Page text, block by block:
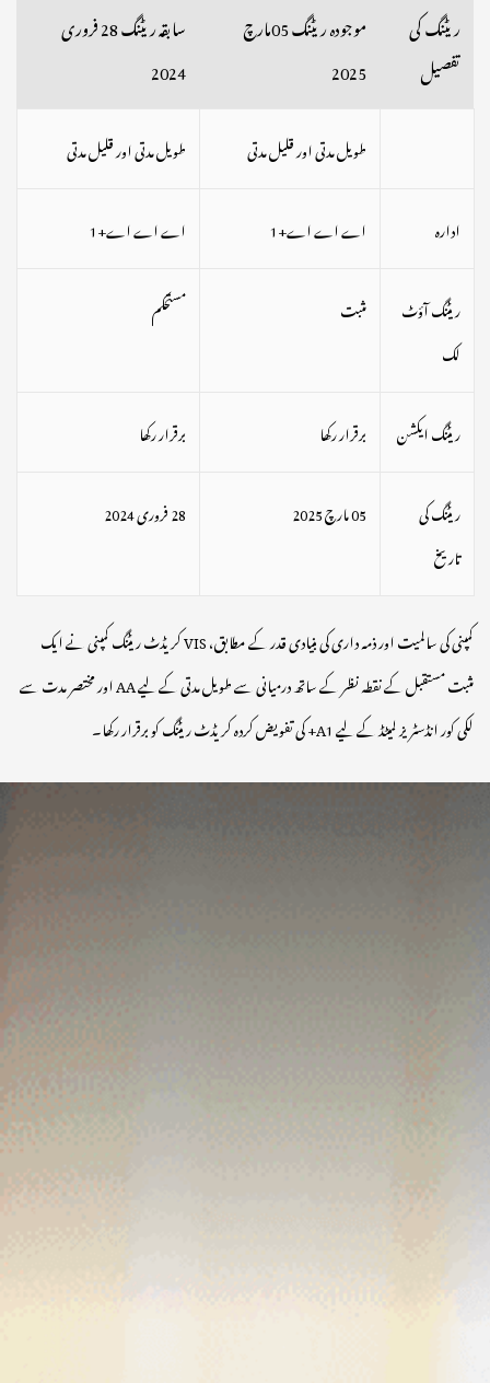
ریٹنگ کی
تفصیل
موجودہ ریٹنگ 05مارچ
2025
سابقہ ​​ریٹنگ 28 فروری
2024
طویل مدتی اور قلیل مدتی طویل مدتی اور قلیل مدتی
ادارہ اے اے اے+1 اے اے اے+1
ریٹنگ آؤٹ
لک
مثبت مستحکم
ریٹنگ ایکشن برقرار رکھا برقرار رکھا
ریٹنگ کی
تاریخ
05 مارچ 2025 28 فروری 2024
کمپنی کی سالمیت اور ذمہ داری کی بنیادی قدر کے مطابق، VIS کریڈٹ ریٹنگ کمپنی نے ایک
مثبت مستقبل کے نقطہ نظر کے ساتھ درمیانی سے طویل مدتی کے لیے AA اور مختصر مدت سے
لکی کور انڈسٹریز لمیٹڈ کے لیے A1+ کی تفویض کردہ کریڈٹ ریٹنگ کو برقرار رکھا۔